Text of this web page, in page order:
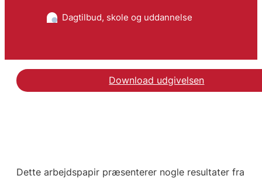
Dagtilbud, skole og uddannelse
Download udgivelsen
Dette arbejdspapir præsenterer nogle resultater fra